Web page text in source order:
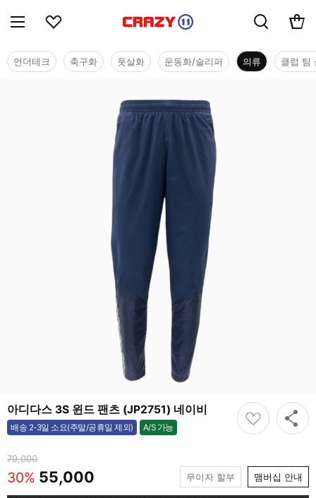
언더테크 축구화 풋살화 운동화/슬리퍼 의류 클럽 팀
아디다스 3S 윈드 팬츠 (JP2751) 네이비
배송 2-3일 소요(주말/공휴일 제외) A/S 가능
가능
79,000
30% 55,000 무이자 할부 맴버십 안내